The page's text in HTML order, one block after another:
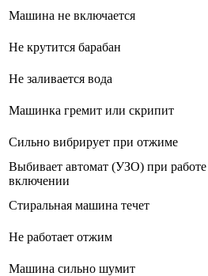
Машина не включается
Не крутится барабан
Не заливается вода
Машинка гремит или скрипит
Сильно вибрирует при отжиме
Выбивает автомат (УЗО) при
включении
Стиральная машина течет
Не работает отжим
Машина сильно шумит